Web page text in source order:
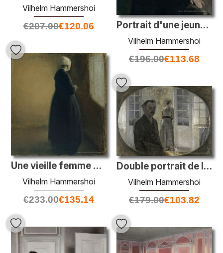
Vilhelm Hammershoi
€207.00€120.06 Portrait d'une jeune femme. La sœur de l'artiste Anna Hammershøi
Vilhelm Hammershoi
€196.00€113.68
Une vieille femme debout près d'une fenêtre
Vilhelm Hammershoi
€233.00€135.14
Double portrait de l'artiste et de sa femme vue à travers un mir
Vilhelm Hammershoi
€179.00€103.82